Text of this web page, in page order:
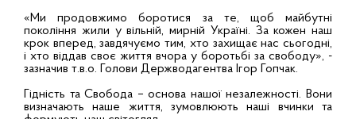
«Ми продовжимо боротися за те, щоб майбутні
покоління жили у вільній, мирній Україні. За кожен наш
крок вперед, завдячуємо тим, хто захищає нас сьогодні,
і хто віддав своє життя вчора у боротьбі за свободу», -
зазначив т.в.о. Голови Держводагентва Ігор Гопчак.
Гідність та Свобода – основа нашої незалежності. Вони
визначають наше життя, зумовлюють наші вчинки та